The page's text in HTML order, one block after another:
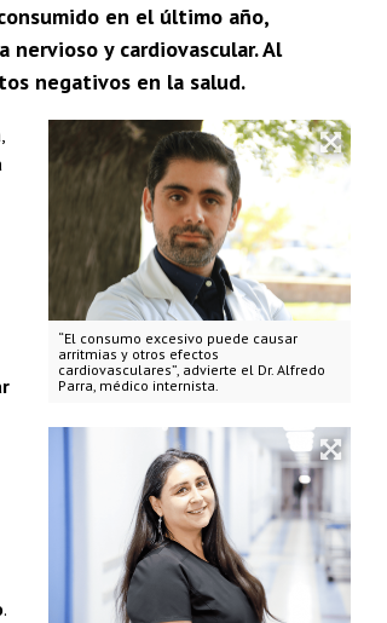
en el último año,
y cardiovascular. Al
negativos en la salud.
“El consumo excesivo puede causar
arritmias y otros efectos
cardiovasculares”, advierte el Dr. Alfredo
Parra, médico internista.
.